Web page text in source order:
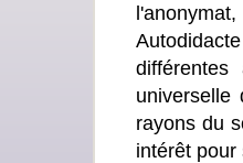
rayons du
intérêt pour